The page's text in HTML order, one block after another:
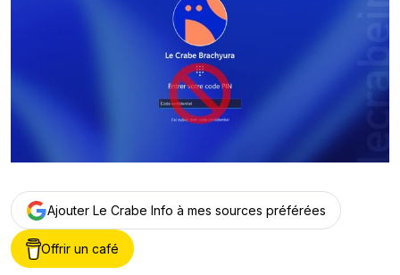
Ajouter Le Crabe Info à mes sources préférées
Offrir un café